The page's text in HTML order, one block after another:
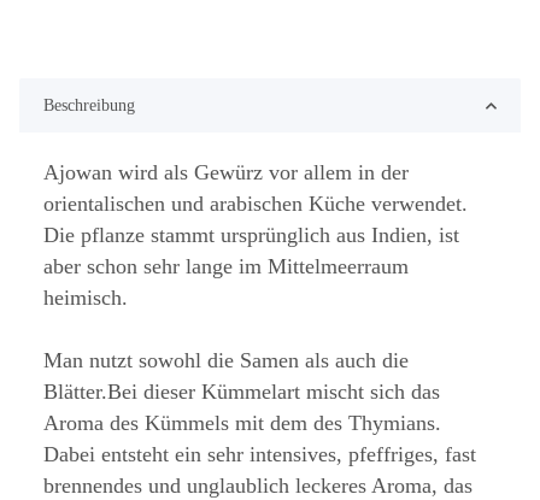
Beschreibung
Ajowan wird als Gewürz vor allem in der
orientalischen und arabischen Küche verwendet.
Die pflanze stammt ursprünglich aus Indien, ist
aber schon sehr lange im Mittelmeerraum
heimisch.
Man nutzt sowohl die Samen als auch die
Blätter.Bei dieser Kümmelart mischt sich das
Aroma des Kümmels mit dem des Thymians.
Dabei entsteht ein sehr intensives, pfeffriges, fast
brennendes und unglaublich leckeres Aroma, das